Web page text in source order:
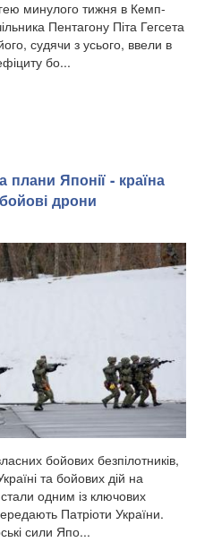
минулого тижня в Кемп-
Пентагону Піта Гегсета
судячи з усього, ввели в
бо...
плани Японії - країна
дрони
бойових безпілотників,
та бойових дій на
одним із ключових
Патріоти України.
сили Япо...